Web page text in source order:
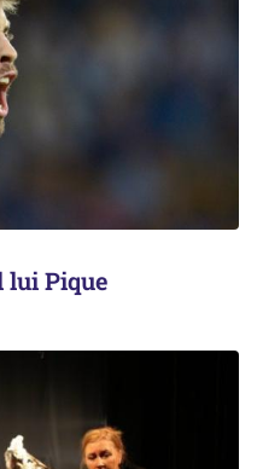
lui Pique